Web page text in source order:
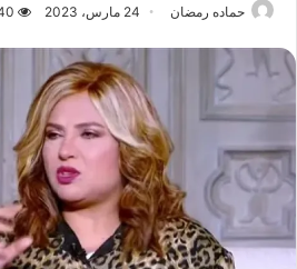
حماده رمضان 24 مارس، 2023